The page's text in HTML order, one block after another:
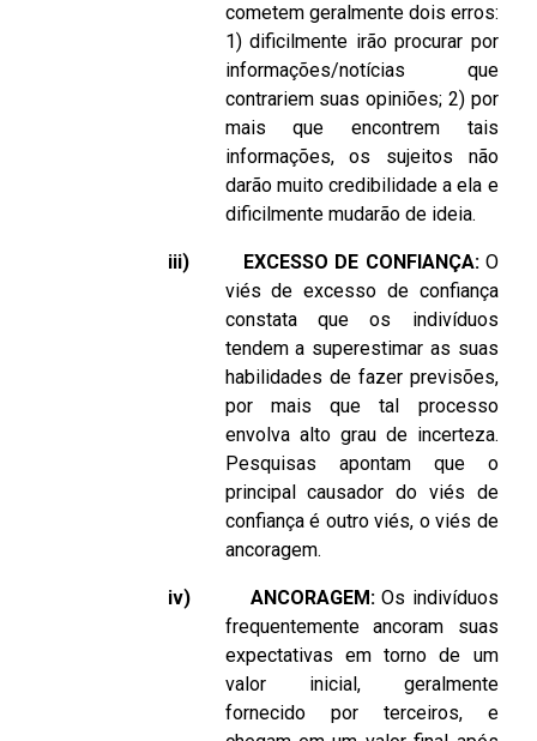
cometem geralmente dois erros:
1) dificilmente irão procurar por
informações/notícias que
contrariem suas opiniões; 2) por
mais que encontrem tais
informações, os sujeitos não
darão muito credibilidade a ela e
dificilmente mudarão de ideia.
iii) EXCESSO DE CONFIANÇA: O
viés de excesso de confiança
constata que os indivíduos
tendem a superestimar as suas
habilidades de fazer previsões,
por mais que tal processo
envolva alto grau de incerteza.
Pesquisas apontam que o
principal causador do viés de
confiança é outro viés, o viés de
ancoragem.
iv) ANCORAGEM:Os indivíduos
frequentemente ancoram suas
expectativas em torno de um
valor inicial, geralmente
fornecido por terceiros, e